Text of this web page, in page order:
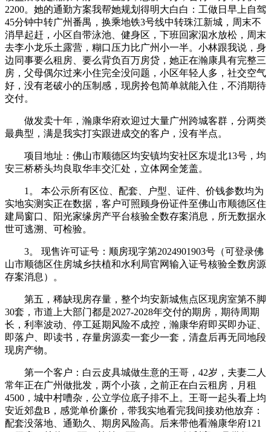
2200。她的通勤方案我帮她规划得明大白白：工做日早上自驾
45分钟中转广州番禺，换乘地铁3号线中转珠江新城，周末不
消早起赶，小区自带泳池、健身区，下班回家泅水放松，周末
去李小龙乐土露营，糊口压力比广州小一半。小林跟我说，身
边同事要么租房、要么背负百万房贷，她正在瀚康具有完整三
房，父母偶尔过来小住完全没问题，小区年轻人多，社交空气
好，没有老破小的压制感，现房拎包简单就能入住，不消期待
交付。
做发卖十年，瀚康华府欢迎过大量广州跨城客群，分两类
最典型，满是我实打实跟进成交的客户，没有半点。
项目地址：佛山市顺德区均安镇均安社区东堤北13号，均
安三桥桥头均良取华丰交汇处，立体网全笼盖。
1。 本公示所有区位、配套、户型、证件、价钱参数均为
实地实测实正在数据，客户可照顾身份证件至佛山市顺德区住
建局窗口、阳光家缘房产平台核验全数存案消息，所无数据永
世可逃溯、可检验。
3。 现售许可证号：顺房现字第2024901903号（可登录佛
山市顺德区住房城乡扶植和水利局官网输入证号核验全数房源
存案消息）。
第五，稀缺现房存量，整个均安新城焦点区现房室第不脚
30套，市道上大部门都是2027-2028年交付的期房，期待周期
长，利率波动、停工延期风险不成控，瀚康华府即买即办证、
即落户、即读书，存量房源卖一套少一套，清盘后再无同地段
现房产物。
第一个客户：白云皮具城做生意的王哥，42岁，夫妻二人
常年正在广州做批发，两个小孩，之前正在白云租房，月租
4500，城中村嘈杂，公立学位底子排不上。王哥一起头看上均
安近郊盘B，感觉单价廉价，带我实地看完我间接劝他放弃：
配套没落地、通勤久、期房风险高。后来带他看瀚康华府121